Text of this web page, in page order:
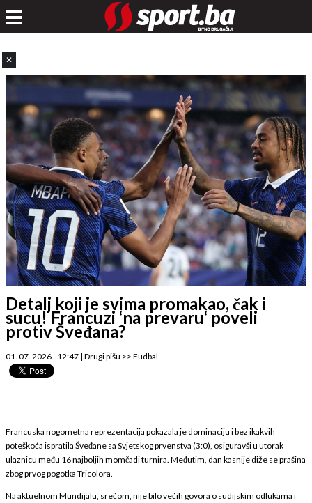
✕
Detalj koji je svima promakao, čak i
sucu! Francuzi ‘na prevaru‘ poveli
protiv Šveđana?
01. 07. 2026 - 12:47 | Drugi pišu >> Fudbal
Francuska nogometna reprezentacija pokazala je dominaciju i bez ikakvih
poteškoća ispratila Šveđane sa Svjetskog prvenstva (3:0), osiguravši u utorak
ulaznicu među 16 najboljih momčadi turnira. Međutim, dan kasnije diže se prašina
zbog prvog pogotka Tricolora.
Na aktuelnom Mundijalu, srećom, nije bilo većih govora o sudijskim odlukama i